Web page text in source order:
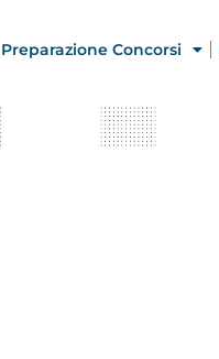
Preparazione Concorsi